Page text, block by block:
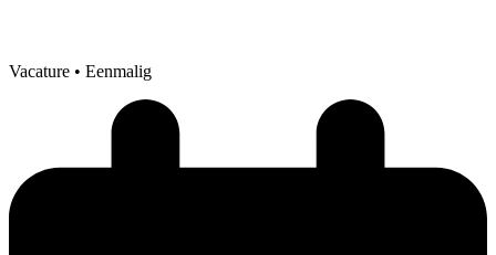
Vacature • Eenmalig